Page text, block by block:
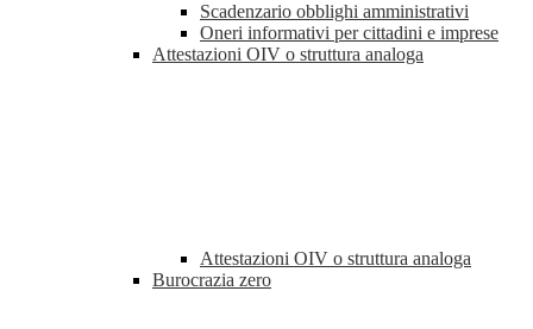
Scadenzario obblighi amministrativi
Oneri informativi per cittadini e imprese
Attestazioni OIV o struttura analoga
Attestazioni OIV o struttura analoga
Burocrazia zero